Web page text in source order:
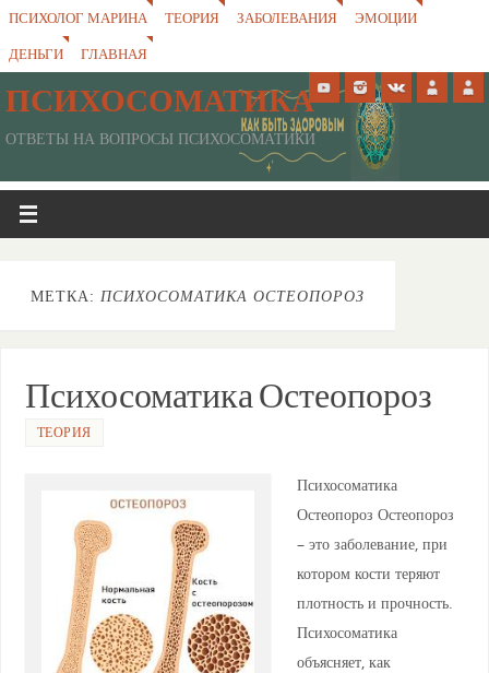
ПСИХОЛОГ МАРИНА ТЕОРИЯ ЗАБОЛЕВАНИЯ
ЭМОЦИИ
ДЕНЬГИ
ГЛАВНАЯ
ПСИХОСОМАТИКА
ОТВЕТЫ НА ВОПРОСЫ ПСИХОСОМАТИКИ
МЕТКА: ПСИХОСОМАТИКА ОСТЕОПОРОЗ
Психосоматика Остеопороз
ТЕОРИЯ
Психосоматика
Остеопороз Остеопороз
– это заболевание, при
котором кости теряют
плотность и прочность.
Психосоматика
объясняет, как